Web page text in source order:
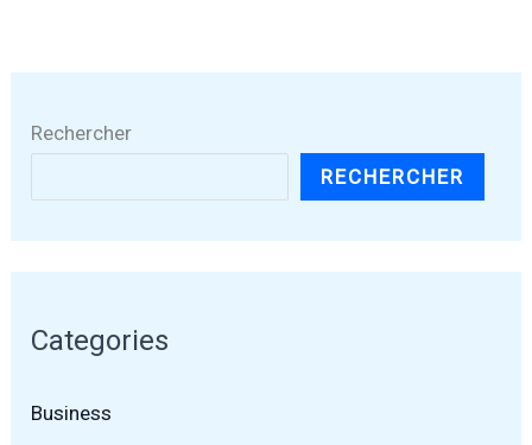
Rechercher
RECHERCHER
Categories
Business